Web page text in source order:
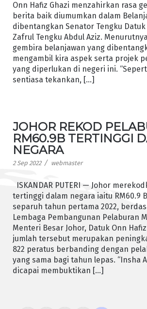
Onn Hafiz Ghazi menzahirkan rasa
berita baik diumumkan dalam
dibentangkan Senator Tengku Datuk
Zafrul Tengku Abdul Aziz.
gembira belanjawan yang
mengambil kira aspek serta projek
yang diperlukan di negeri ini.
sentiasa tekankan, […]
JOHOR REKOD
RM60.9B TERTINGGI
NEGARA
2 Sep 2022 / webmaster
ISKANDAR PUTERI — Johor
tertinggi dalam negara iaitu RM60.9
separuh tahun pertama 2022,
Lembaga Pembangunan Pelaburan
Menteri Besar Johor, Datuk Onn
jumlah tersebut merupakan
822 peratus berbanding dengan
yang sama bagi tahun lepas. “Insha
dicapai membuktikan […]